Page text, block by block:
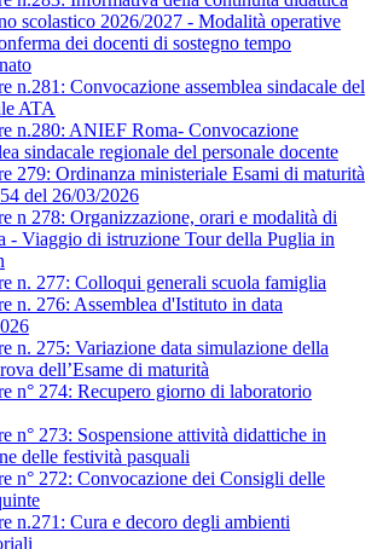
scolastico 2026/2027 - Modalità operative
dei docenti di sostegno tempo
n.281: Convocazione assemblea sindacale del
ATA
n.280: ANIEF Roma- Convocazione
sindacale regionale del personale docente
279: Ordinanza ministeriale Esami di maturità
del 26/03/2026
n 278: Organizzazione, orari e modalità di
- Viaggio di istruzione Tour della Puglia in
n. 277: Colloqui generali scuola famiglia
n. 276: Assemblea d'Istituto in data
n. 275: Variazione data simulazione della
dell’Esame di maturità
n° 274: Recupero giorno di laboratorio
n° 273: Sospensione attività didattiche in
delle festività pasquali
n° 272: Convocazione dei Consigli delle
n.271: Cura e decoro degli ambienti